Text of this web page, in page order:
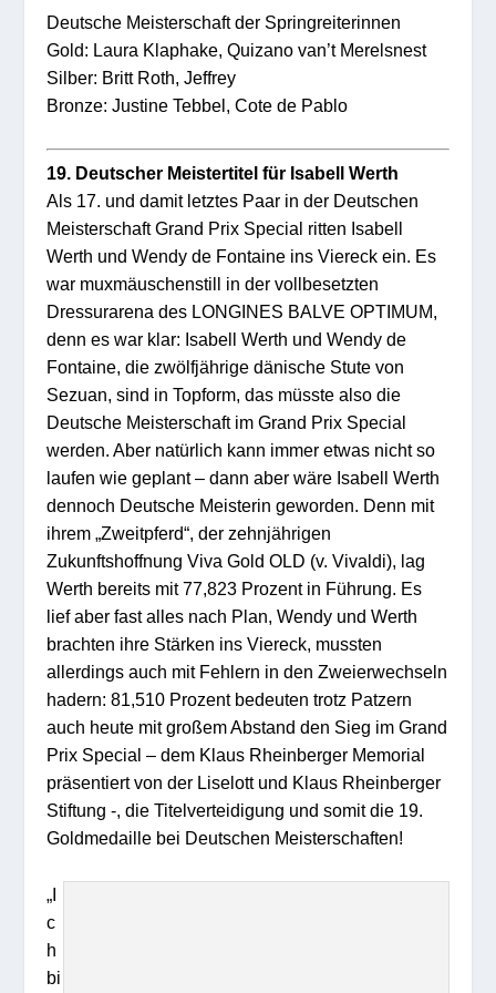
Deutsche Meisterschaft der Springreiterinnen
Gold: Laura Klaphake, Quizano van’t Merelsnest
Silber: Britt Roth, Jeffrey
Bronze: Justine Tebbel, Cote de Pablo
19. Deutscher Meistertitel für Isabell Werth
Als 17. und damit letztes Paar in der Deutschen
Meisterschaft Grand Prix Special ritten Isabell
Werth und Wendy de Fontaine ins Viereck ein. Es
war muxmäuschenstill in der vollbesetzten
Dressurarena des LONGINES BALVE OPTIMUM,
denn es war klar: Isabell Werth und Wendy de
Fontaine, die zwölfjährige dänische Stute von
Sezuan, sind in Topform, das müsste also die
Deutsche Meisterschaft im Grand Prix Special
werden. Aber natürlich kann immer etwas nicht so
laufen wie geplant – dann aber wäre Isabell Werth
dennoch Deutsche Meisterin geworden. Denn mit
ihrem „Zweitpferd“, der zehnjährigen
Zukunftshoffnung Viva Gold OLD (v. Vivaldi), lag
Werth bereits mit 77,823 Prozent in Führung. Es
lief aber fast alles nach Plan, Wendy und Werth
brachten ihre Stärken ins Viereck, mussten
allerdings auch mit Fehlern in den Zweierwechseln
hadern: 81,510 Prozent bedeuten trotz Patzern
auch heute mit großem Abstand den Sieg im Grand
Prix Special – dem Klaus Rheinberger Memorial
präsentiert von der Liselott und Klaus Rheinberger
Stiftung -, die Titelverteidigung und somit die 19.
Goldmedaille bei Deutschen Meisterschaften!
„I
c
h
bi